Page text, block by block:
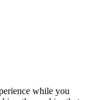
while you